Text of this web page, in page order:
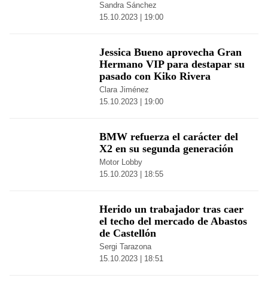
Sandra Sánchez
15.10.2023 | 19:00
Jessica Bueno aprovecha Gran
Hermano VIP para destapar su
pasado con Kiko Rivera
Clara Jiménez
15.10.2023 | 19:00
BMW refuerza el carácter del
X2 en su segunda generación
Motor Lobby
15.10.2023 | 18:55
Herido un trabajador tras caer
el techo del mercado de Abastos
de Castellón
Sergi Tarazona
15.10.2023 | 18:51